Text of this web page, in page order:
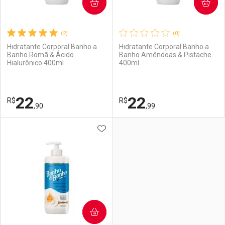
(2)
Hidratante Corporal Banho a
Banho Romã & Ácido
Hialurônico 400ml
R$22,90
COMPRAR
Laboratório
Por Menos
(0)
Hidratante Corporal Banho a
Banho Amêndoas & Pistache
400ml
R$22,99
COMPRAR
ADICIONAR AOS FAVORITOS
COMPRAR